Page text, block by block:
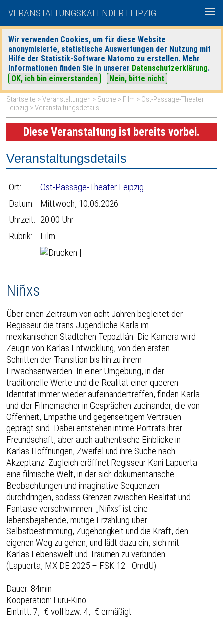
VERANSTALTUNGSKALENDER LEIPZIG
Wir verwenden Cookies, um für diese Website
anonymisierte, statistische Auswertungen der Nutzung mit
Hilfe der Statistik-Software Matomo zu erstellen. Mehr
Informationen finden Sie in unserer Datenschutzerklärung.
OK, ich bin einverstanden
Nein, bitte nicht
heute|morgen| Detaillierte Suche
Startseite >Veranstaltungen > Suche > Film > Ost-Passage-Theater
Leipzig > Veranstaltungsdetails
Diese Veranstaltung ist bereits vorbei.
Veranstaltungsdetails
Ort:
Ost-Passage-Theater Leipzig
Datum:
Mittwoch, 10.06.2026
Uhrzeit: 20:00 Uhr
Rubrik:
Film
|
Niñxs
Über einen Zeitraum von acht Jahren begleitet der
Regisseur die trans Jugendliche Karla im
mexikanischen Städtchen Tepoztlán. Die Kamera wird
Zeugin von Karlas Entwicklung, von den ersten
Schritten der Transition bis hin zu ihrem
Erwachsenwerden. In einer Umgebung, in der
traditionelle Werte und die Realität einer queeren
Identität immer wieder aufeinandertreffen, finden Karla
und der Filmemacher in Gesprächen zueinander, die von
Offenheit, Empathie und gegenseitigem Vertrauen
geprägt sind. Dabei entstehen intime Porträts ihrer
Freundschaft, aber auch authentische Einblicke in
Karlas Hoffnungen, Zweifel und ihre Suche nach
Akzeptanz. Zugleich eröffnet Regisseur Kani Lapuerta
eine filmische Welt, in der sich dokumentarische
Beobachtungen und imaginative Sequenzen
durchdringen, sodass Grenzen zwischen Realität und
Fantasie verschwimmen. „Niñxs“ ist eine
lebensbejahende, mutige Erzählung über
Selbstbestimmung, Zugehörigkeit und die Kraft, den
eigenen Weg zu gehen, und lädt dazu ein, sich mit
Karlas Lebenswelt und Träumen zu verbinden.
(Lapuerta, MX DE 2025 – FSK 12 - OmdU)
Dauer: 84min
Kooperation: Luru-Kino
Eintritt: 7,- € voll bzw. 4,- € ermäßigt